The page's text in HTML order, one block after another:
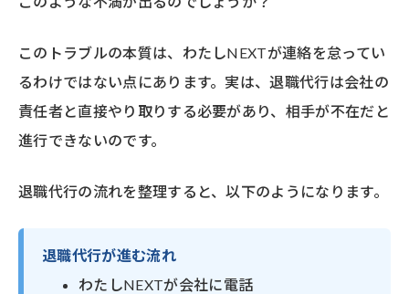
このトラブルの本質は、わたしNEXTが連絡を怠ってい
るわけではない点にあります。実は、退職代行は会社の
責任者と直接やり取りする必要があり、相手が不在だと
進行できないのです。
退職代行の流れを整理すると、以下のようになります。
退職代行が進む流れ
わたしNEXTが会社に電話